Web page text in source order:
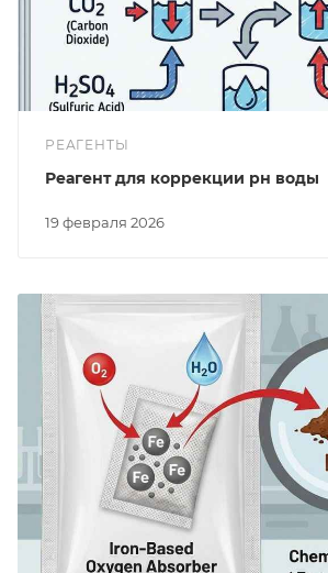
РЕАГЕНТЫ
19 февраля 2026
Реагент для коррекции рн воды